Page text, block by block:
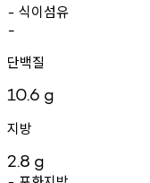
- 식이섬유
-
단백질
10.6 g
지방
2.8 g